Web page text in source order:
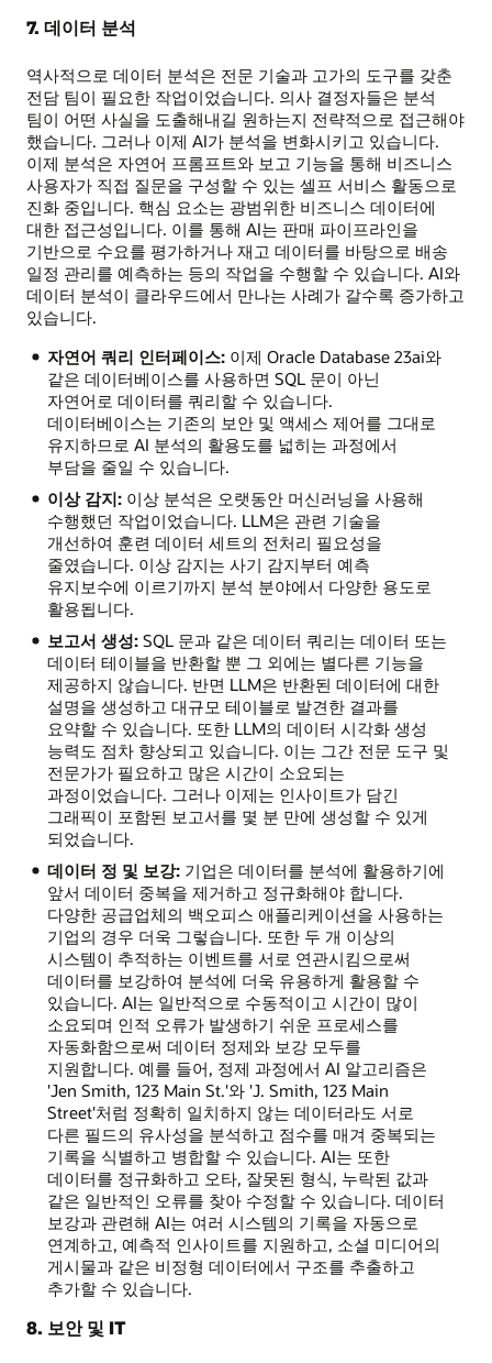
7. 데이터 분석
역사적으로 데이터 분석은 전문 기술과 고가의 도구를 갖춘
전담 팀이 필요한 작업이었습니다. 의사 결정자들은 분석
팀이 어떤 사실을 도출해내길 원하는지 전략적으로 접근해야
했습니다. 그러나 이제 AI가 분석을 변화시키고 있습니다.
이제 분석은 자연어 프롬프트와 보고 기능을 통해 비즈니스
사용자가 직접 질문을 구성할 수 있는 셀프 서비스 활동으로
진화 중입니다. 핵심 요소는 광범위한 비즈니스 데이터에
대한 접근성입니다. 이를 통해 AI는 판매 파이프라인을
기반으로 수요를 평가하거나 재고 데이터를 바탕으로 배송
일정 관리를 예측하는 등의 작업을 수행할 수 있습니다. AI와
데이터 분석이 클라우드에서 만나는 사례가 갈수록 증가하고
있습니다.
자연어 쿼리 인터페이스:이제 Oracle Database 23ai와
같은 데이터베이스를 사용하면 SQL 문이 아닌
자연어로 데이터를 쿼리할 수 있습니다.
데이터베이스는 기존의 보안 및 액세스 제어를 그대로
유지하므로 AI 분석의 활용도를 넓히는 과정에서
부담을 줄일 수 있습니다.
이상 감지:이상 분석은 오랫동안 머신러닝을 사용해
수행했던 작업이었습니다. LLM은 관련 기술을
개선하여 훈련 데이터 세트의 전처리 필요성을
줄였습니다. 이상 감지는 사기 감지부터 예측
유지보수에 이르기까지 분석 분야에서 다양한 용도로
활용됩니다.
보고서 생성:SQL 문과 같은 데이터 쿼리는 데이터 또는
데이터 테이블을 반환할 뿐 그 외에는 별다른 기능을
제공하지 않습니다. 반면 LLM은 반환된 데이터에 대한
설명을 생성하고 대규모 테이블로 발견한 결과를
요약할 수 있습니다. 또한 LLM의 데이터 시각화 생성
능력도 점차 향상되고 있습니다. 이는 그간 전문 도구 및
전문가가 필요하고 많은 시간이 소요되는
과정이었습니다. 그러나 이제는 인사이트가 담긴
그래픽이 포함된 보고서를 몇 분 만에 생성할 수 있게
되었습니다.
데이터 정 및 보강:기업은 데이터를 분석에 활용하기에
앞서 데이터 중복을 제거하고 정규화해야 합니다.
다양한 공급업체의 백오피스 애플리케이션을 사용하는
기업의 경우 더욱 그렇습니다. 또한 두 개 이상의
시스템이 추적하는 이벤트를 서로 연관시킴으로써
데이터를 보강하여 분석에 더욱 유용하게 활용할 수
있습니다. AI는 일반적으로 수동적이고 시간이 많이
소요되며 인적 오류가 발생하기 쉬운 프로세스를
자동화함으로써 데이터 정제와 보강 모두를
지원합니다. 예를 들어, 정제 과정에서 AI 알고리즘은
'Jen Smith, 123 Main St.'와 'J. Smith, 123 Main
Street'처럼 정확히 일치하지 않는 데이터라도 서로
다른 필드의 유사성을 분석하고 점수를 매겨 중복되는
기록을 식별하고 병합할 수 있습니다. AI는 또한
데이터를 정규화하고 오타, 잘못된 형식, 누락된 값과
같은 일반적인 오류를 찾아 수정할 수 있습니다. 데이터
보강과 관련해 AI는 여러 시스템의 기록을 자동으로
연계하고, 예측적 인사이트를 지원하고, 소셜 미디어의
게시물과 같은 비정형 데이터에서 구조를 추출하고
추가할 수 있습니다.
8. 보안 및 IT